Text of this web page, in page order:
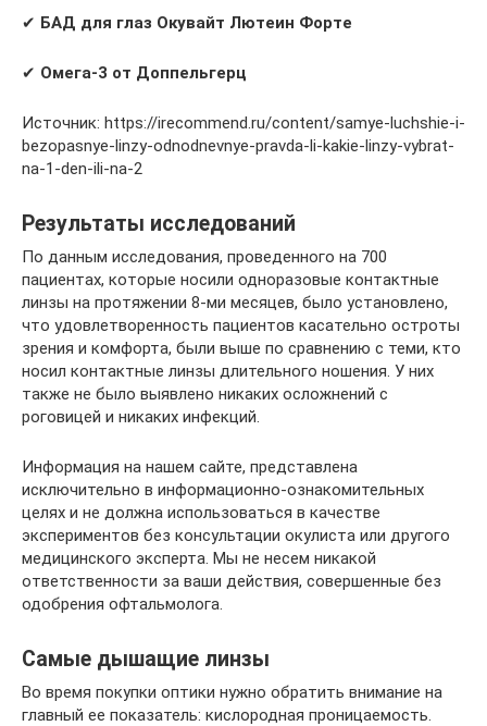
✔ БАД для глаз Окувайт Лютеин Форте
✔ Омега-3 от Доппельгерц
Источник: https://irecommend.ru/content/samye-luchshie-i-
bezopasnye-linzy-odnodnevnye-pravda-li-kakie-linzy-vybrat-
na-1-den-ili-na-2
Результаты исследований
По данным исследования, проведенного на 700
пациентах, которые носили одноразовые контактные
линзы на протяжении 8-ми месяцев, было установлено,
что удовлетворенность пациентов касательно остроты
зрения и комфорта, были выше по сравнению с теми, кто
носил контактные линзы длительного ношения. У них
также не было выявлено никаких осложнений с
роговицей и никаких инфекций.
Информация на нашем сайте, представлена
исключительно в информационно-ознакомительных
целях и не должна использоваться в качестве
экспериментов без консультации окулиста или другого
медицинского эксперта. Мы не несем никакой
ответственности за ваши действия, совершенные без
одобрения офтальмолога.
Самые дышащие линзы
Во время покупки оптики нужно обратить внимание на
главный ее показатель: кислородная проницаемость.